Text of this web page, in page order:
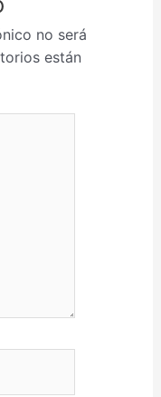
no será
están